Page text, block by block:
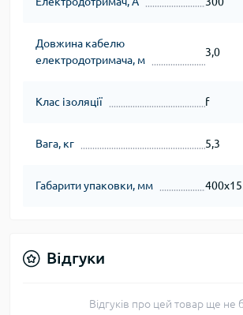
Довжина кабелю
електродотримача, м
3,0
Клас ізоляції f
Вага, кг 5,3
Габарити упаковки, мм
Відгуки
Відгуків про цей товар ще не